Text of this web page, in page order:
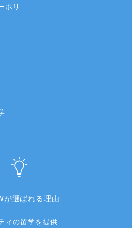
ホリ
が選ばれる理由
ィの留学を提供